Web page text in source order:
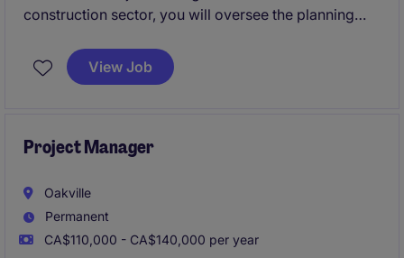
construction sector, you will oversee the planning
project in Owen Sound. Your role will involve
coordinating with stakeholders, managing budgets,
View Job
Project Manager
Oakville
Permanent
CA$110,000 - CA$140,000 per year